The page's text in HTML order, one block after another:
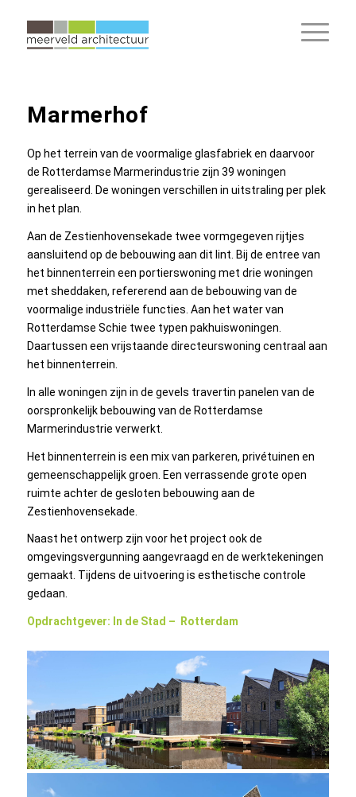
Marmerhof
Op het terrein van de voormalige glasfabriek en daarvoor
de Rotterdamse Marmerindustrie zijn 39 woningen
gerealiseerd. De woningen verschillen in uitstraling per plek
in het plan.
Aan de Zestienhovensekade twee vormgegeven rijtjes
aansluitend op de bebouwing aan dit lint. Bij de entree van
het binnenterrein een portierswoning met drie woningen
met sheddaken, refererend aan de bebouwing van de
voormalige industriële functies. Aan het water van
Rotterdamse Schie twee typen pakhuiswoningen.
Daartussen een vrijstaande directeurswoning centraal aan
het binnenterrein.
In alle woningen zijn in de gevels travertin panelen van de
oorspronkelijk bebouwing van de Rotterdamse
Marmerindustrie verwerkt.
Het binnenterrein is een mix van parkeren, privétuinen en
gemeenschappelijk groen. Een verrassende grote open
ruimte achter de gesloten bebouwing aan de
Zestienhovensekade.
Naast het ontwerp zijn voor het project ook de
omgevingsvergunning aangevraagd en de werktekeningen
gemaakt. Tijdens de uitvoering is esthetische controle
gedaan.
Opdrachtgever: In de Stad – Rotterdam